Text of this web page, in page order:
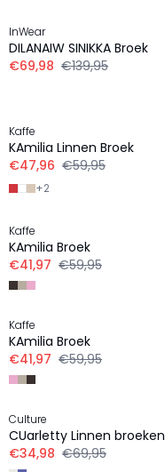
LINNEN
InWear
DILANAIW SINIKKA Broek
€69,98 €139,95
LINNEN
Kaffe
KAmilia Linnen Broek
€47,96 €59,95
+2
LINNEN
-30%
Kaffe
KAmilia Broek
€41,97 €59,95
LINNEN
-30%
Kaffe
KAmilia Broek
€41,97 €59,95
LINNEN
-50%
Culture
CUarletty Linnen broeken
€34,98 €69,95